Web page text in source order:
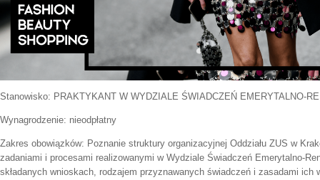
Stanowisko: PRAKTYKANT W WYDZIALE ŚWIADCZEŃ EMERYTALNO-
Wynagrodzenie: nieodpłatny
Zakres obowiązków: Poznanie struktury organizacyjnej Oddziału ZUS w
zadaniami i procesami realizowanymi w Wydziale Świadczeń Emerytalno-
składanych wnioskach, rodzajem przyznawanych świadczeń i zasadami ich